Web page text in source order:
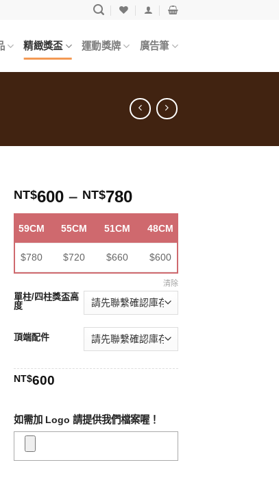
精緻獎盃 運動獎牌 廣告筆
NT$600 – NT$780
59CM 55CM 51CM 48CM
$780 $720 $660 $600
單柱/四柱獎盃高
度
頂端配件
清除
NT$600
如需加 Logo 請提供我們檔案喔！